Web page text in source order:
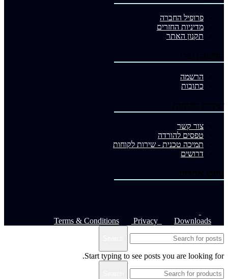
פרופיל החברה
מדיניות החזרים
תקנון האתר
הרשמה
כתובות
צור קשר
טפסים להורדה
תמיכה טכנית - שירות לקוחות
דרושים
Terms & Conditions Privacy Downloads
Start typing to see posts you are looking for.